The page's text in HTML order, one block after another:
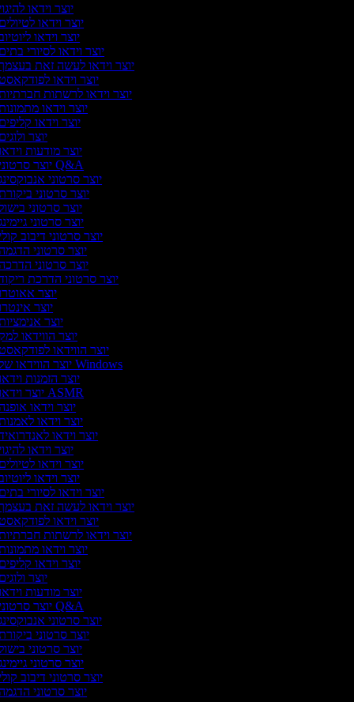
יוצר וידאו
יוצר וידאו
יוצר וידאו
יוצר וידאו לסיורי
יוצר וידאו לעשה זאת
יוצר וידאו
יוצר וידאו לרשתות
יוצר וידאו
יוצר וידאו
יוצר
יוצר מודעות
יוצר סרטוני Q&A
יוצר סרטוני
יוצר סרטוני
יוצר סרטוני
יוצר סרטוני
יוצר סרטוני דיבוב
יוצר סרטוני
יוצר סרטוני
יוצר סרטוני הדרכת
יוצר
יוצר
יוצר
יוצר הווידאו
יוצר הווידאו
יוצר הווידאו של Windows
יוצר הזמנות
יוצר וידאו ASMR
יוצר וידאו
יוצר וידאו
יוצר וידאו
יוצר וידאו
יוצר וידאו
יוצר וידאו
יוצר וידאו לסיורי
יוצר וידאו לעשה זאת
יוצר וידאו
יוצר וידאו לרשתות
יוצר וידאו
יוצר וידאו
יוצר
יוצר מודעות
יוצר סרטוני Q&A
יוצר סרטוני
יוצר סרטוני
יוצר סרטוני
יוצר סרטוני
יוצר סרטוני דיבוב
יוצר סרטוני